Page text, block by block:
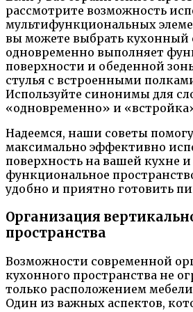
рассмотрите возможность
мультифункциональных
вы можете выбрать кухонный
одновременно выполняет
поверхности и обеденной
стулья с встроенными
Используйте синонимы для
«одновременно» и
Надеемся, наши советы
максимально эффективно
поверхность на вашей кухне и
функциональное
удобно и приятно готовить
Организация
пространства
Возможности современной
кухонного пространства не
только расположением
Один из важных аспектов,